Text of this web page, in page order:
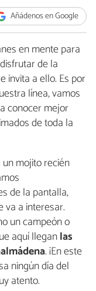
Añádenos en Google
en mente para
de la
invita a ello. Es por
línea, vamos
conocer mejor
de toda la
mojito recién
de la pantalla,
va a interesar.
un campeón o
aquí lleganlas
. ¡En este
ningún día del
atento.